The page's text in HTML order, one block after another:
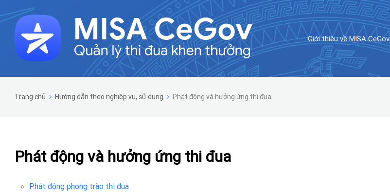
Giới thiệu về MISA CeGov
Trang chủ Hướng dẫn theo nghiệp vụ, sử dụng Phát động và hưởng ứng thi đua
Phát động và hưởng ứng thi đua
Phát động phong trào thi đua